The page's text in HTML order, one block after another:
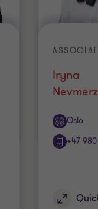
Iryna
Oslo
Office
+47